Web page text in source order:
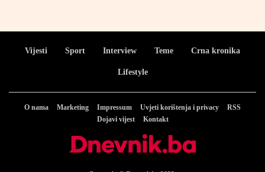
Vijesti Sport Interview Teme Crna kronika
Lifestyle
O nama Marketing Impressum Uvjeti korištenja i privacy
RSS
Dojavi vijest
Kontakt